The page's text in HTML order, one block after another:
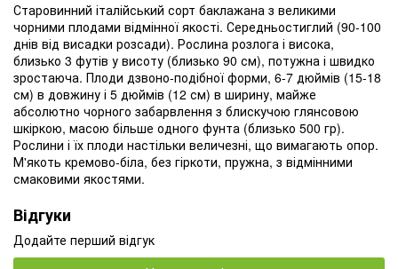
Старовинний італійський сорт баклажана з великими
чорними плодами відмінної якості. Середньостиглий (90-100
днів від висадки розсади). Рослина розлога і висока,
близько 3 футів у висоту (близько 90 см), потужна і швидко
зростаюча. Плоди дзвоно-подібної форми, 6-7 дюймів (15-18
см) в довжину і 5 дюймів (12 см) в ширину, майже
абсолютно чорного забарвлення з блискучою глянсовою
шкіркою, масою більше одного фунта (близько 500 гр).
Рослини і їх плоди настільки величезні, що вимагають опор.
М'якоть кремово-біла, без гіркоти, пружна, з відмінними
смаковими якостями.
Відгуки
Додайте перший відгук